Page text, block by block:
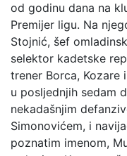
od godinu dana na
Premijer ligu. Na
Stojnić, šef
selektor kadetske
trener Borca, Kozare
u posljednjih sedam
nekadašnjim
Simonovićem, i
poznatim imenom,